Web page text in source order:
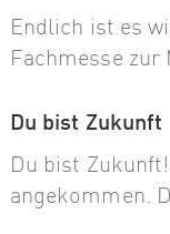
Endlich ist es
Fachmesse zur
Du bist Zukunft
Du bist
angekommen.